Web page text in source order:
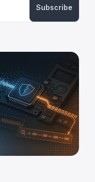
Subscribe